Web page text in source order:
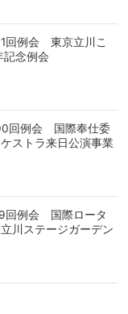
回例会 東京立川こ
記念例会
回例会 国際奉仕委
ストラ来日公演事業
回例会 国際ロータ
川ステージガーデン